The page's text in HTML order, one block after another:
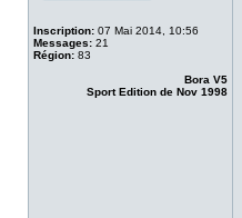
Inscription: 07 Mai 2014, 10:56
Messages: 21
Région: 83
Bora V5
Sport Edition de Nov 1998